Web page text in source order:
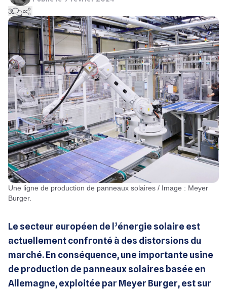
3
Une ligne de production de panneaux solaires / Image : Meyer
Burger.
Le secteur européen de l’énergie solaire est
actuellement confronté à des distorsions du
marché. En conséquence, une importante usine
de production de panneaux solaires basée en
Allemagne, exploitée par Meyer Burger, est sur